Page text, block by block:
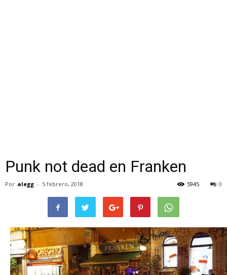
Punk not dead en Franken
Por alegg - 5 febrero, 2018 0
5945